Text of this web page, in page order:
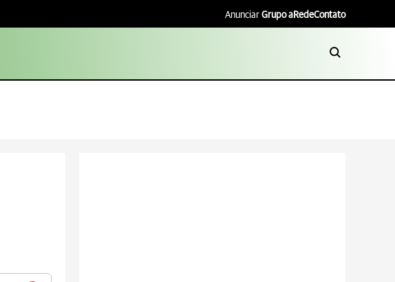
Anunciar Grupo aRedeContato